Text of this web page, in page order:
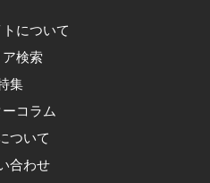
について
ア検索
集
ーコラム
ついて
合わせ